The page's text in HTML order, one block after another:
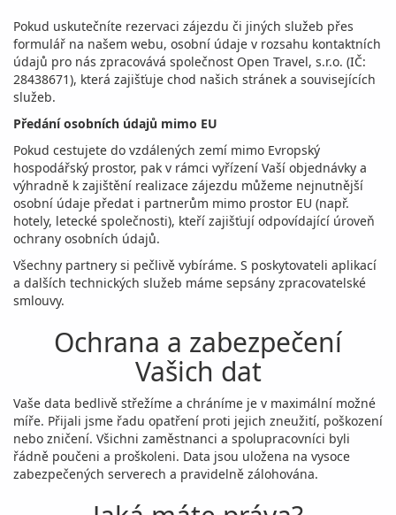
Pokud uskutečníte rezervaci zájezdu či jiných služeb přes
formulář na našem webu, osobní údaje v rozsahu kontaktních
údajů pro nás zpracovává společnost Open Travel, s.r.o. (IČ:
28438671), která zajišťuje chod našich stránek a souvisejících
služeb.
Předání osobních údajů mimo EU
Pokud cestujete do vzdálených zemí mimo Evropský
hospodářský prostor, pak v rámci vyřízení Vaší objednávky a
výhradně k zajištění realizace zájezdu můžeme nejnutnější
osobní údaje předat i partnerům mimo prostor EU (např.
hotely, letecké společnosti), kteří zajišťují odpovídající úroveň
ochrany osobních údajů.
Všechny partnery si pečlivě vybíráme. S poskytovateli aplikací
a dalších technických služeb máme sepsány zpracovatelské
smlouvy.
Ochrana a zabezpečení
Vašich dat
Vaše data bedlivě střežíme a chráníme je v maximální možné
míře. Přijali jsme řadu opatření proti jejich zneužití, poškození
nebo zničení. Všichni zaměstnanci a spolupracovníci byli
řádně poučeni a proškoleni. Data jsou uložena na vysoce
zabezpečených serverech a pravidelně zálohována.